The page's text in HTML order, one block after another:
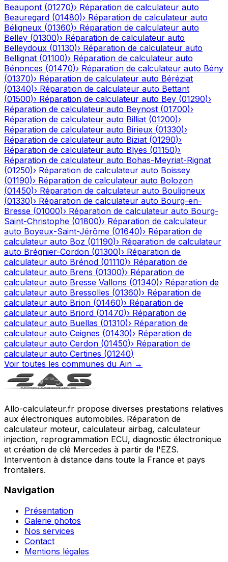
Beaupont (01270)› Réparation de calculateur auto
Beauregard (01480)› Réparation de calculateur auto
Béligneux (01360)› Réparation de calculateur auto
Belley (01300)› Réparation de calculateur auto
Belleydoux (01130)› Réparation de calculateur auto
Bellignat (01100)› Réparation de calculateur auto
Bénonces (01470)› Réparation de calculateur auto Bény
(01370)› Réparation de calculateur auto Béréziat
(01340)› Réparation de calculateur auto Bettant
(01500)› Réparation de calculateur auto Bey (01290)›
Réparation de calculateur auto Beynost (01700)›
Réparation de calculateur auto Billiat (01200)›
Réparation de calculateur auto Birieux (01330)›
Réparation de calculateur auto Biziat (01290)›
Réparation de calculateur auto Blyes (01150)›
Réparation de calculateur auto Bohas-Meyriat-Rignat
(01250)› Réparation de calculateur auto Boissey
(01190)› Réparation de calculateur auto Bolozon
(01450)› Réparation de calculateur auto Bouligneux
(01330)› Réparation de calculateur auto Bourg-en-
Bresse (01000)› Réparation de calculateur auto Bourg-
Saint-Christophe (01800)› Réparation de calculateur
auto Boyeux-Saint-Jérôme (01640)› Réparation de
calculateur auto Boz (01190)› Réparation de calculateur
auto Brégnier-Cordon (01300)› Réparation de
calculateur auto Brénod (01110)› Réparation de
calculateur auto Brens (01300)› Réparation de
calculateur auto Bresse Vallons (01340)› Réparation de
calculateur auto Bressolles (01360)› Réparation de
calculateur auto Brion (01460)› Réparation de
calculateur auto Briord (01470)› Réparation de
calculateur auto Buellas (01310)› Réparation de
calculateur auto Ceignes (01430)› Réparation de
calculateur auto Cerdon (01450)› Réparation de
calculateur auto Certines (01240)
Voir toutes les communes du Ain →
Allo-calculateur.fr propose diverses prestations relatives
aux électroniques automobiles. Réparation de
calculateur moteur, calculateur airbag, calculateur
injection, reprogrammation ECU, diagnostic électronique
et création de clé Mercedes à partir de l'EZS.
Intervention à distance dans toute la France et pays
frontaliers.
Navigation
Présentation
Galerie photos
Nos services
Contact
Mentions légales